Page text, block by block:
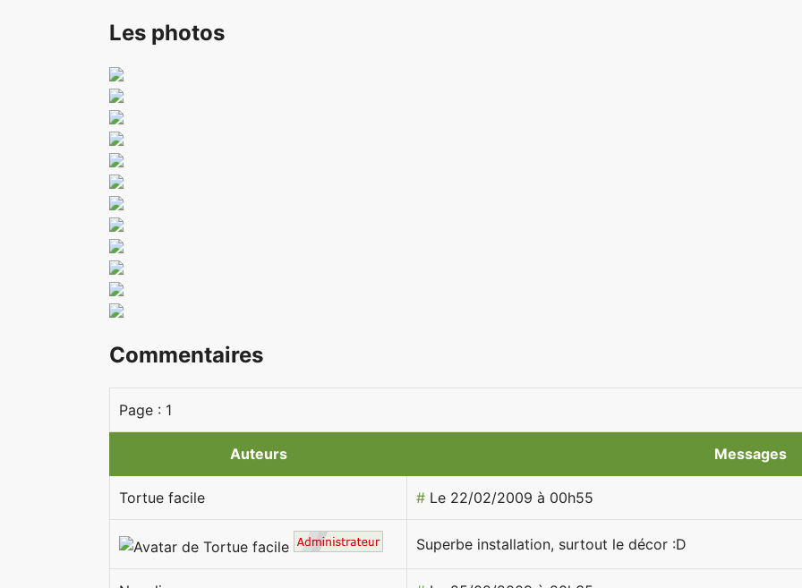
Les photos
Commentaires
Page : 1
Auteurs Messages
Tortue facile # Le 22/02/2009 à 00h55
Superbe installation, surtout le décor :D